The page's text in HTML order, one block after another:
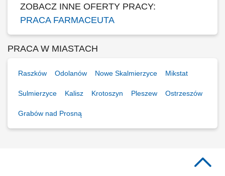
ZOBACZ INNE OFERTY PRACY:
PRACA FARMACEUTA
PRACA W MIASTACH
Raszków Odolanów Nowe Skalmierzyce Mikstat
Sulmierzyce Kalisz Krotoszyn Pleszew Ostrzeszów
Grabów nad Prosną